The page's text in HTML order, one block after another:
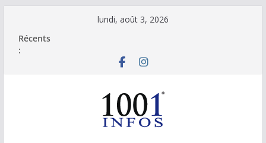
contenu
lundi, août 3, 2026
Récents
: